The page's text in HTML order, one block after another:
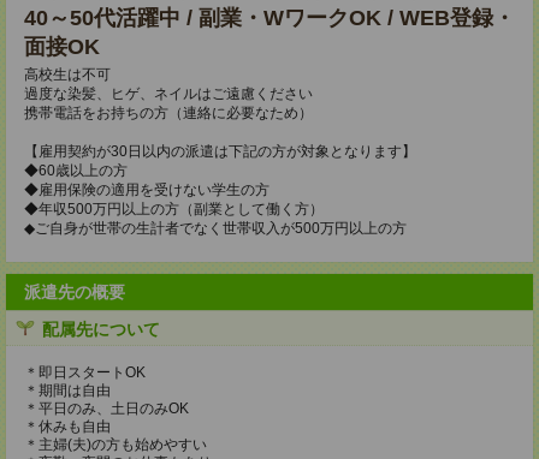
40～50代活躍中 / 副業・WワークOK / WEB登録・
面接OK
高校生は不可
過度な染髪、ヒゲ、ネイルはご遠慮ください
携帯電話をお持ちの方（連絡に必要なため）
【雇用契約が30日以内の派遣は下記の方が対象となります】
◆60歳以上の方
◆雇用保険の適用を受けない学生の方
◆年収500万円以上の方（副業として働く方）
◆ご自身が世帯の生計者でなく世帯収入が500万円以上の方
派遣先の概要
配属先について
＊即日スタートOK
＊期間は自由
＊平日のみ、土日のみOK
＊休みも自由
＊主婦(夫)の方も始めやすい